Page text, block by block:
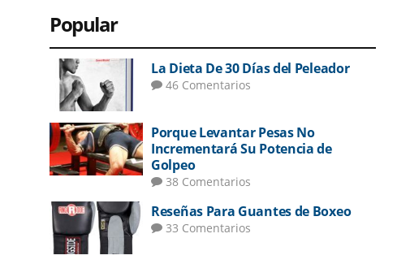
Popular
La Dieta De 30 Días del Peleador
46 Comentarios
Porque Levantar Pesas No
Incrementará Su Potencia de
Golpeo
38 Comentarios
Reseñas Para Guantes de Boxeo
33 Comentarios